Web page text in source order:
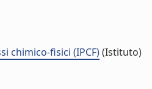
chimico-fisici (IPCF)(Istituto)